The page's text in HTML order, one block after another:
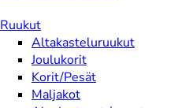
Ruukut
Altakasteluruukut
Joulukorit
Korit/Pesät
Maljakot